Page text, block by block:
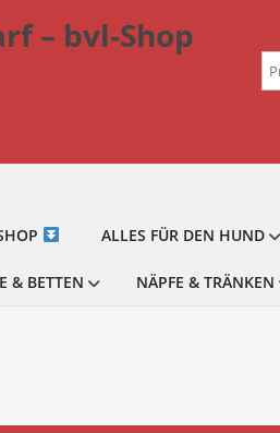
– bvl-Shop
ALLES FÜR DEN HUND
& BETTEN NÄPFE & TRÄNKEN